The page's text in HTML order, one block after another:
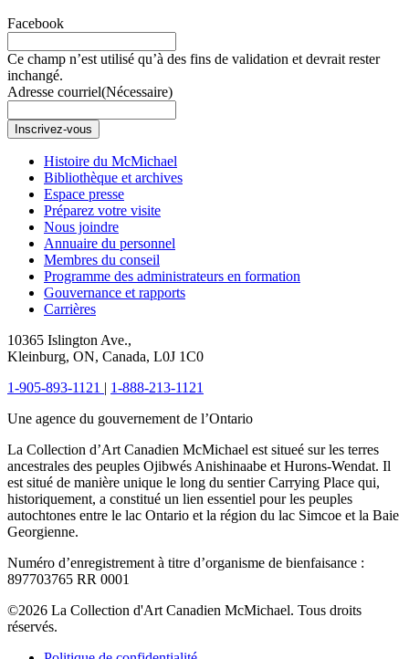
Facebook
Ce champ n’est utilisé qu’à des fins de validation et devrait rester
inchangé.
Adresse courriel(Nécessaire)
Inscrivez-vous
Histoire du McMichael
Bibliothèque et archives
Espace presse
Préparez votre visite
Nous joindre
Annuaire du personnel
Membres du conseil
Programme des administrateurs en formation
Gouvernance et rapports
Carrières
10365 Islington Ave.,
Kleinburg, ON, Canada, L0J 1C0
1-905-893-1121 | 1-888-213-1121
Une agence du gouvernement de l’Ontario
La Collection d’Art Canadien McMichael est situeé sur les terres
ancestrales des peuples Ojibwés Anishinaabe et Hurons-Wendat. Il
est situé de manière unique le long du sentier Carrying Place qui,
historiquement, a constitué un lien essentiel pour les peuples
autochtones entre le lac Ontario et la région du lac Simcoe et la Baie
Georgienne.
Numéro d’enregistrement à titre d’organisme de bienfaisance :
897703765 RR 0001
©2026 La Collection d'Art Canadien McMichael. Tous droits
réservés.